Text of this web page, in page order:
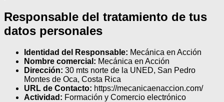
Responsable del tratamiento de tus
datos personales
Identidad del Responsable: Mecánica en Acción
Nombre comercial: Mecánica en Acción
Dirección: 30 mts norte de la UNED, San Pedro
Montes de Oca, Costa Rica
URL de Contacto: https://mecanicaenaccion.com/
Actividad: Formación y Comercio electrónico